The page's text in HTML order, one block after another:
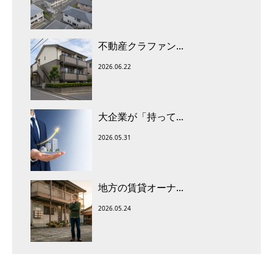
不動産クラファン...
2026.06.22
大企業が「持って...
2026.05.31
地方の賃貸オーナ...
2026.05.24